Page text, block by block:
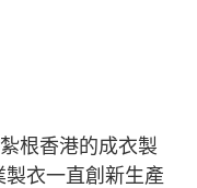
根香港的成衣製
衣一直創新生產